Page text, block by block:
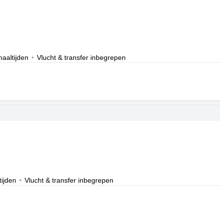
• Vlucht & transfer inbegrepen
• Vlucht & transfer inbegrepen